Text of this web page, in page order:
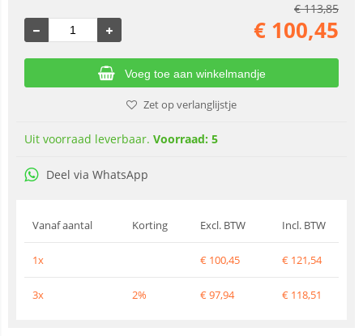
€113,85
€ 100,45
Voeg toe aan winkelmandje
Zet op verlanglijstje
Uit voorraad leverbaar. Voorraad: 5
Deel via WhatsApp
Vanaf aantal Korting Excl. BTW Incl. BTW
1x € 100,45 € 121,54
3x 2% €97,94 € 118,51